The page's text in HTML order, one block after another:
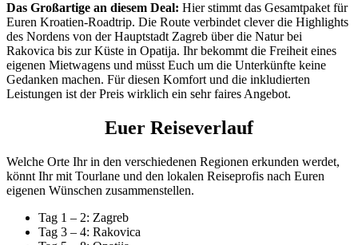
Das Großartige an diesem Deal: Hier stimmt das Gesamtpaket für
Euren Kroatien-Roadtrip. Die Route verbindet clever die Highlights
des Nordens von der Hauptstadt Zagreb über die Natur bei
Rakovica bis zur Küste in Opatija. Ihr bekommt die Freiheit eines
eigenen Mietwagens und müsst Euch um die Unterkünfte keine
Gedanken machen. Für diesen Komfort und die inkludierten
Leistungen ist der Preis wirklich ein sehr faires Angebot.
Euer Reiseverlauf
Welche Orte Ihr in den verschiedenen Regionen erkunden werdet,
könnt Ihr mit Tourlane und den lokalen Reiseprofis nach Euren
eigenen Wünschen zusammenstellen.
Tag 1 – 2: Zagreb
Tag 3 – 4: Rakovica